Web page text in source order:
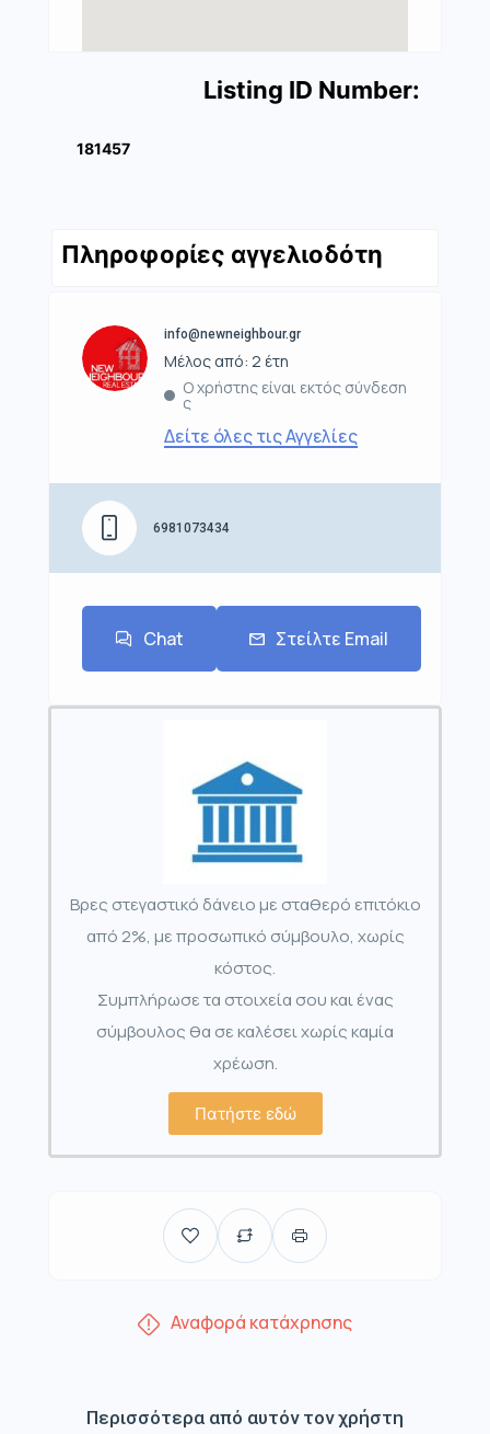
Listing ID Number:
181457
Πληροφορίες αγγελιοδότη
info@newneighbour.gr
Μέλος από: 2 έτη
Ο χρήστης είναι εκτός σύνδεση
ς
Δείτε όλες τις Αγγελίες
6981073434
Chat Στείλτε Email
Βρες στεγαστικό δάνειο με σταθερό επιτόκιο
από 2%, με προσωπικό σύμβουλο, χωρίς
κόστος.
Συμπλήρωσε τα στοιχεία σου και ένας
σύμβουλος θα σε καλέσει χωρίς καμία
χρέωση.
Πατήστε εδώ
Αναφορά κατάχρησης
Περισσότερα από αυτόν τον χρήστη